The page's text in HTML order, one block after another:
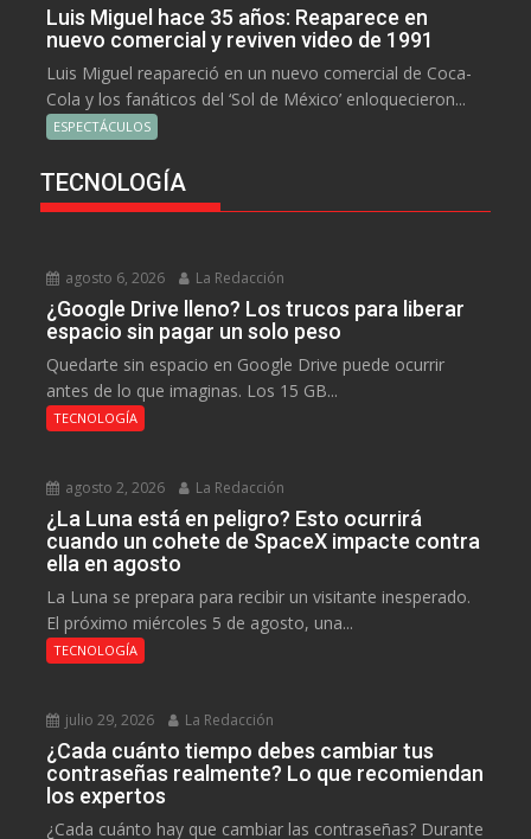
Luis Miguel hace 35 años: Reaparece en
nuevo comercial y reviven video de 1991
Luis Miguel reapareció en un nuevo comercial de Coca-
Cola y los fanáticos del ‘Sol de México’ enloquecieron...
ESPECTÁCULOS
TECNOLOGÍA
agosto 6, 2026 La Redacción
¿Google Drive lleno? Los trucos para liberar
espacio sin pagar un solo peso
Quedarte sin espacio en Google Drive puede ocurrir
antes de lo que imaginas. Los 15 GB...
TECNOLOGÍA
agosto 2, 2026 La Redacción
¿La Luna está en peligro? Esto ocurrirá
cuando un cohete de SpaceX impacte contra
ella en agosto
La Luna se prepara para recibir un visitante inesperado.
El próximo miércoles 5 de agosto, una...
TECNOLOGÍA
julio 29, 2026 La Redacción
¿Cada cuánto tiempo debes cambiar tus
contraseñas realmente? Lo que recomiendan
los expertos
¿Cada cuánto hay que cambiar las contraseñas? Durante